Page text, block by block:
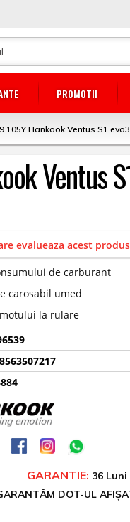
PROMOTII
105Y Hankook Ventus S1
Ventus
evalueaza acest
GARANTIE: 36 Luni
DOT-UL